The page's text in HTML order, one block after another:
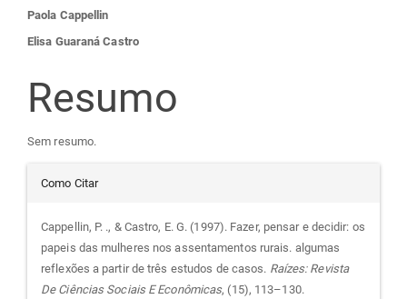
Conteúdo
do
artigo
principal
Paola Cappellin
Elisa Guaraná Castro
Resumo
Sem resumo.
Detalhes
do
artigo
Como Citar
Cappellin, P. ., & Castro, E. G. (1997). Fazer, pensar e decidir: os
papeis das mulheres nos assentamentos rurais. algumas
reflexões a partir de três estudos de casos. Raízes: Revista
De Ciências Sociais E Econômicas, (15), 113–130.